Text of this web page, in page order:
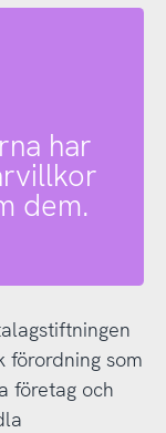
har
dem.
förordning som
företag och